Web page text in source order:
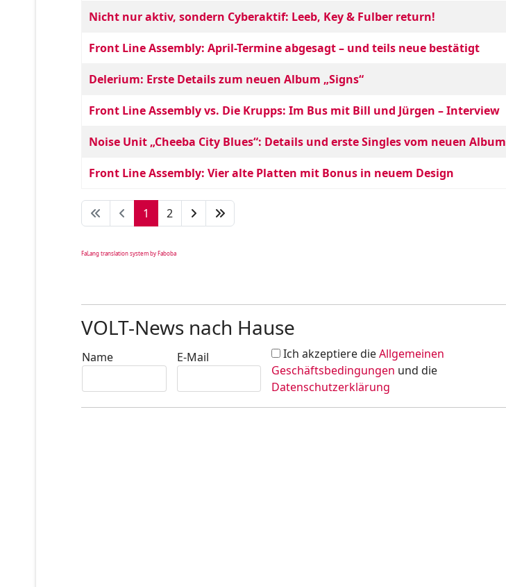
Nicht nur aktiv, sondern Cyberaktif: Leeb, Key & Fulber return!
Front Line Assembly: April-Termine abgesagt – und teils neue bestätigt
Delerium: Erste Details zum neuen Album „Signs“
Front Line Assembly vs. Die Krupps: Im Bus mit Bill und Jürgen – Interview
Noise Unit „Cheeba City Blues“: Details und erste Singles vom neuen Album
Front Line Assembly: Vier alte Platten mit Bonus in neuem Design
1 2
FaLang translation system by Faboba
VOLT-News nach Hause
Name E-Mail Ich akzeptiere dieAllgemeinen
Geschäftsbedingungen und die
Datenschutzerklärung